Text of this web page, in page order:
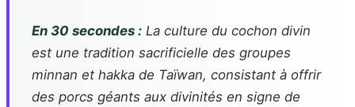
En 30 secondes : La culture du cochon divin
est une tradition sacrificielle des groupes
minnan et hakka de Taïwan, consistant à offrir
des porcs géants aux divinités en signe de